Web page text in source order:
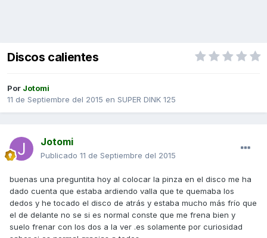
Discos calientes
Por Jotomi
11 de Septiembre del 2015 en SUPER DINK 125
Jotomi
Publicado 11 de Septiembre del 2015
buenas una preguntita hoy al colocar la pinza en el disco me ha
dado cuenta que estaba ardiendo valla que te quemaba los
dedos y he tocado el disco de atrás y estaba mucho más frío que
el de delante no se si es normal conste que me frena bien y
suelo frenar con los dos a la ver .es solamente por curiosidad